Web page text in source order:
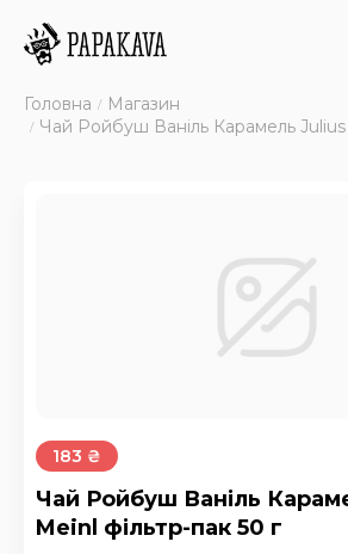
Головна
Магазин
Чай Ройбуш Ваніль Карамель Julius
183 ₴
Чай Ройбуш Ваніль
Meinl фільтр-пак 50 г